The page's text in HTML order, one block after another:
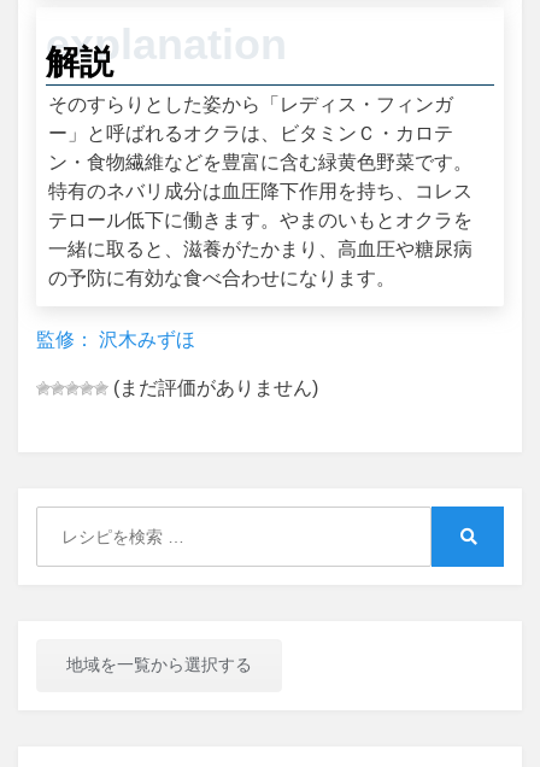
解説
そのすらりとした姿から「レディス・フィンガ
ー」と呼ばれるオクラは、ビタミンＣ・カロテ
ン・食物繊維などを豊富に含む緑黄色野菜です。
特有のネバリ成分は血圧降下作用を持ち、コレス
テロール低下に働きます。やまのいもとオクラを
一緒に取ると、滋養がたかまり、高血圧や糖尿病
の予防に有効な食べ合わせになります。
監修： 沢木みずほ
(まだ評価がありません)
地域を一覧から選択する